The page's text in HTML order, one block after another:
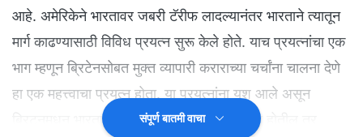
आहे. अमेरिकेने भारतावर जबरी टॅरीफ लादल्यानंतर भारताने त्यातून
मार्ग काढण्यासाठी विविध प्रयत्न सुरू केले होते. याच प्रयत्नांचा एक
भाग म्हणून ब्रिटेनसोबत मुक्त व्यापारी कराराच्या चर्चांना चालना देणे
हा एक महत्त्वाचा प्रयत्न होता. या प्रयत्नांना यश आले असून
ब्रिटनमधून भारतात येणाऱ्या 90 टक्के वस्तू स्वस्त होतील तर
संपूर्ण बातमी वाचा